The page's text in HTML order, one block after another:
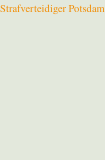
Strafverteidiger Potsdam